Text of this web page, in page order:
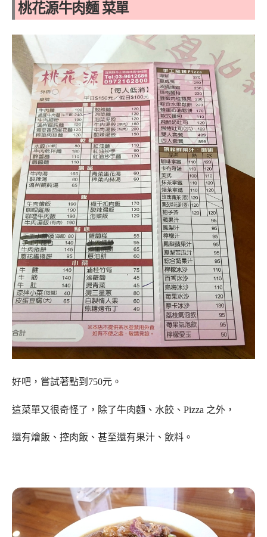
桃花源牛肉麵 菜單
好吧，嘗試著點到750元。
這菜單又很奇怪了，除了牛肉麵、水餃、Pizza 之外，
還有燴飯、控肉飯、甚至還有果汁、飲料。